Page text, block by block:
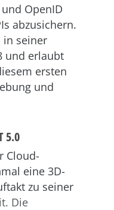
OpenID
abzusichern.
in seiner
und erlaubt
ersten
und
5.0
Cloud-
eine 3D-
zu seiner
Die